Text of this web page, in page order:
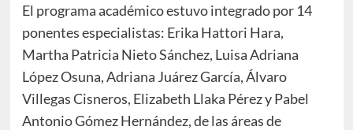
El programa académico estuvo integrado por 14
ponentes especialistas: Erika Hattori Hara,
Martha Patricia Nieto Sánchez, Luisa Adriana
López Osuna, Adriana Juárez García, Álvaro
Villegas Cisneros, Elizabeth Llaka Pérez y Pabel
Antonio Gómez Hernández, de las áreas de